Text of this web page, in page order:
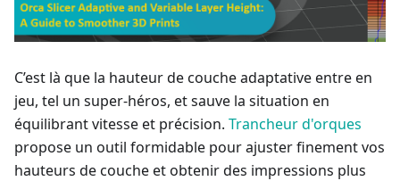
C’est là que la hauteur de couche adaptative entre en
jeu, tel un super-héros, et sauve la situation en
équilibrant vitesse et précision. Trancheur d'orques
propose un outil formidable pour ajuster finement vos
hauteurs de couche et obtenir des impressions plus